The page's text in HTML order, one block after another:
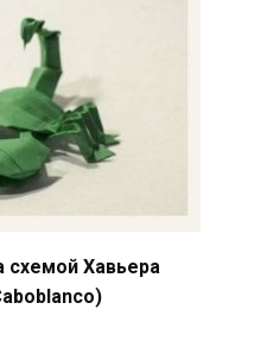
схемой Хавьера